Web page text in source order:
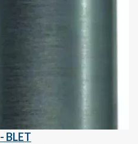
BLET